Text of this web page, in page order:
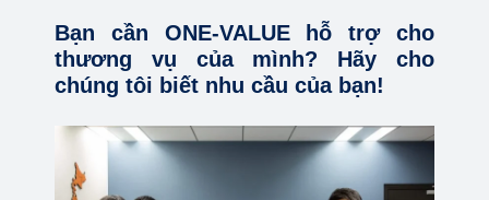
Bạn cần ONE-VALUE hỗ trợ cho
thương vụ của mình? Hãy cho
chúng tôi biết nhu cầu của bạn!